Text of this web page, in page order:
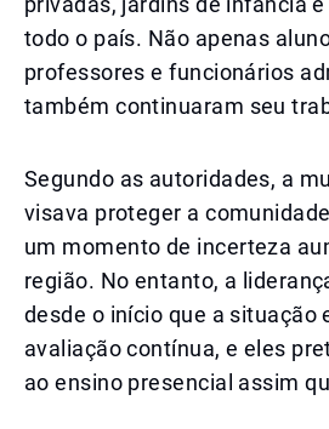
todo o país. Não apenas
professores e funcionários
também continuaram seu
Segundo as autoridades, a
visava proteger a
um momento de incerteza
região. No entanto, a
desde o início que a situação
avaliação contínua, e eles
ao ensino presencial assim